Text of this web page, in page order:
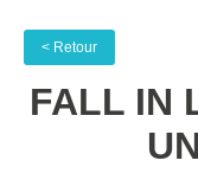
< Retour
FALL IN